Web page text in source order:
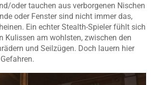
oder tauchen aus verborgenen Nischen
oder Fenster sind nicht immer das,
Ein echter Stealth-Spieler fühlt sich
Kulissen am wohlsten, zwischen den
und Seilzügen. Doch lauern hier